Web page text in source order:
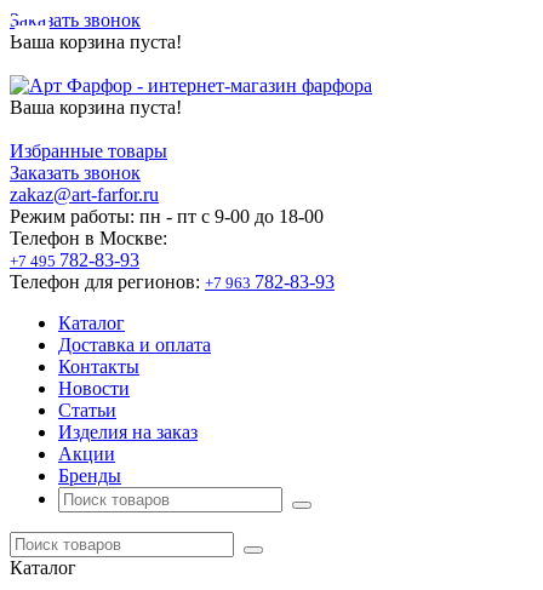
Заказать звонок
Ваша корзина пуста!
Ваша корзина пуста!
Избранные товары
Заказать звонок
zakaz@art-farfor.ru
Режим работы: пн - пт c 9-00 до 18-00
Телефон в Москве:
+7 495 782-83-93
Телефон для регионов: +7 963 782-83-93
Каталог
Доставка и оплата
Контакты
Новости
Статьи
Изделия на заказ
Акции
Бренды
Каталог